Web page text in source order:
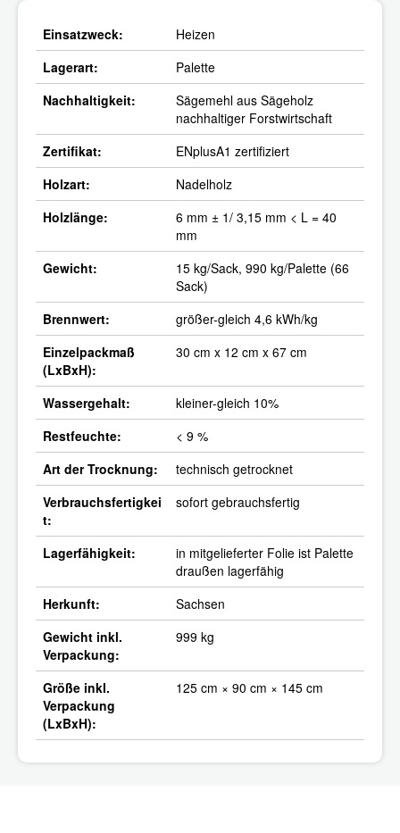
Einsatzweck:
Heizen
Lagerart:
Palette
Nachhaltigkeit:
Sägemehl aus Sägeholz
nachhaltiger Forstwirtschaft
Zertifikat:
ENplusA1 zertifiziert
Holzart:
Nadelholz
Holzlänge:
6 mm ± 1/ 3,15 mm < L = 40
mm
Gewicht:
15 kg/Sack, 990 kg/Palette (66
Sack)
Brennwert:
größer-gleich 4,6 kWh/kg
Einzelpackmaß
(LxBxH):
30 cm x 12 cm x 67 cm
Wassergehalt:
kleiner-gleich 10%
Restfeuchte:
< 9 %
Art der Trocknung:
technisch getrocknet
Verbrauchsfertigkei
t:
sofort gebrauchsfertig
Lagerfähigkeit:
in mitgelieferter Folie ist Palette
draußen lagerfähig
Herkunft:
Sachsen
Gewicht inkl.
Verpackung:
999 kg
Größe inkl.
Verpackung
(LxBxH):
125 cm × 90 cm × 145 cm